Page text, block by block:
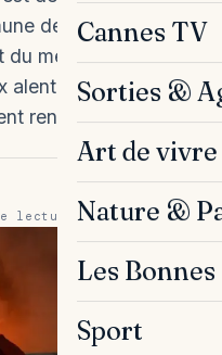
Cannes TV
Sorties &
Art de vivre
Nature &
Les
Sport
de Cagnes-sur-Mer
mercredi 10 au jeudi
alentours de 23 h 30,
rendus sur…
lecture